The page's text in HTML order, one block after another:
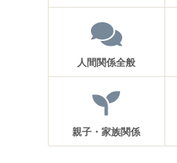
人間関係全般
親子・家族関係